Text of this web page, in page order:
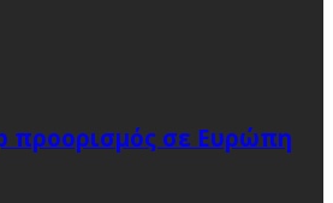
προορισμός σε Ευρώπη